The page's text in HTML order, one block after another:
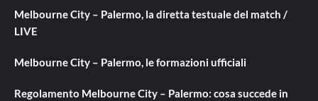
Melbourne City – Palermo, la diretta testuale del match /
LIVE
Melbourne City – Palermo, le formazioni ufficiali
Regolamento Melbourne City – Palermo: cosa succede in